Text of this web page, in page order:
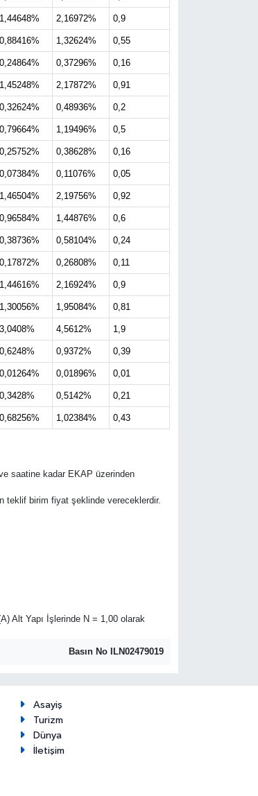
1,44648% 2,16972% 0,9
0,88416% 1,32624% 0,55
0,24864% 0,37296% 0,16
1,45248% 2,17872% 0,91
0,32624% 0,48936% 0,2
0,79664% 1,19496% 0,5
0,25752% 0,38628% 0,16
0,07384% 0,11076% 0,05
1,46504% 2,19756% 0,92
0,96584% 1,44876% 0,6
0,38736% 0,58104% 0,24
0,17872% 0,26808% 0,11
1,44616% 2,16924% 0,9
1,30056% 1,95084% 0,81
3,0408% 4,5612% 1,9
0,6248% 0,9372% 0,39
0,01264% 0,01896% 0,01
0,3428% 0,5142% 0,21
0,68256% 1,02384% 0,43
saatine kadar EKAP üzerinden
teklif birim fiyat şeklinde vereceklerdir.
Alt Yapı İşlerinde N = 1,00 olarak
Basın No ILN02479019
Asayiş
Turizm
Dünya
İletişim